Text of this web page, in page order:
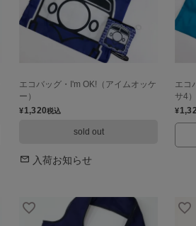
エコバッグ・I'm OK!（アイムオッケ
ー）
¥1,320税込
sold out
入荷お知らせ
エコ
サ4）
¥